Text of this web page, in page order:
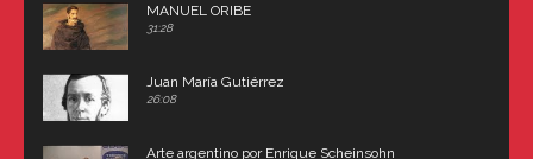
MANUEL ORIBE
31:28
Juan María Gutiérrez
26:08
Arte argentino por Enrique Scheinsohn